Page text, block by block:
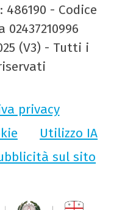
486190 - Codice
02437210996
(V3) - Tutti i
privacy
Utilizzo IA
sul sito